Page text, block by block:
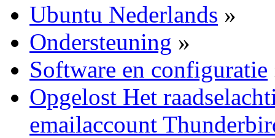
Ubuntu Nederlands »
Ondersteuning »
Software en configuratie
Opgelost Het
emailaccount